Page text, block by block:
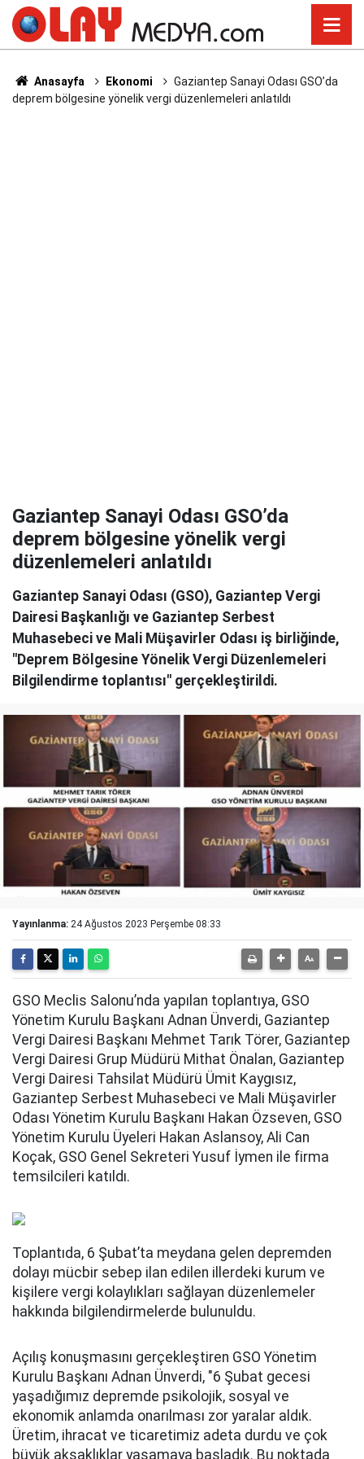
Anasayfa Ekonomi
Gaziantep Sanayi Odası GSO’da
deprem bölgesine yönelik vergi düzenlemeleri anlatıldı
Gaziantep Sanayi Odası GSO’da
deprem bölgesine yönelik vergi
düzenlemeleri anlatıldı
Gaziantep Sanayi Odası (GSO), Gaziantep Vergi
Dairesi Başkanlığı ve Gaziantep Serbest
Muhasebeci ve Mali Müşavirler Odası iş birliğinde,
"Deprem Bölgesine Yönelik Vergi Düzenlemeleri
Bilgilendirme toplantısı" gerçekleştirildi.
Yayınlanma: 24 Ağustos 2023 Perşembe 08:33
GSO Meclis Salonu’nda yapılan toplantıya, GSO
Yönetim Kurulu Başkanı Adnan Ünverdi, Gaziantep
Vergi Dairesi Başkanı Mehmet Tarık Törer, Gaziantep
Vergi Dairesi Grup Müdürü Mithat Önalan, Gaziantep
Vergi Dairesi Tahsilat Müdürü Ümit Kaygısız,
Gaziantep Serbest Muhasebeci ve Mali Müşavirler
Odası Yönetim Kurulu Başkanı Hakan Özseven, GSO
Yönetim Kurulu Üyeleri Hakan Aslansoy, Ali Can
Koçak, GSO Genel Sekreteri Yusuf İymen ile firma
temsilcileri katıldı.
Toplantıda, 6 Şubat’ta meydana gelen depremden
dolayı mücbir sebep ilan edilen illerdeki kurum ve
kişilere vergi kolaylıkları sağlayan düzenlemeler
hakkında bilgilendirmelerde bulunuldu.
Açılış konuşmasını gerçekleştiren GSO Yönetim
Kurulu Başkanı Adnan Ünverdi, "6 Şubat gecesi
yaşadığımız depremde psikolojik, sosyal ve
ekonomik anlamda onarılması zor yaralar aldık.
Üretim, ihracat ve ticaretimiz adeta durdu ve çok
büyük aksaklıklar yaşamaya başladık. Bu noktada